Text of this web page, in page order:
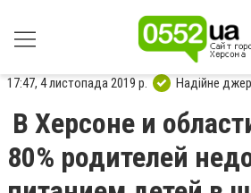
17:47, 4 листопада 2019 р. Надійне
В Херсоне и
80% родителей